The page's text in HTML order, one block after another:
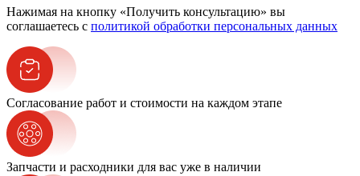
Нажимая на кнопку «Получить консультацию» вы
соглашаетесь с политикой обработки персональных данных
Согласование работ и стоимости на каждом этапе
Запчасти и расходники для вас уже в наличии